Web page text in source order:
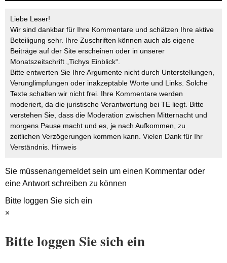
Liebe Leser!
Wir sind dankbar für Ihre Kommentare und schätzen Ihre aktive
Beteiligung sehr. Ihre Zuschriften können auch als eigene
Beiträge auf der Site erscheinen oder in unserer
Monatszeitschrift „Tichys Einblick“.
Bitte entwerten Sie Ihre Argumente nicht durch Unterstellungen,
Verunglimpfungen oder inakzeptable Worte und Links. Solche
Texte schalten wir nicht frei. Ihre Kommentare werden
moderiert, da die juristische Verantwortung bei TE liegt. Bitte
verstehen Sie, dass die Moderation zwischen Mitternacht und
morgens Pause macht und es, je nach Aufkommen, zu
zeitlichen Verzögerungen kommen kann. Vielen Dank für Ihr
Verständnis. Hinweis
Sie müssenangemeldetsein um einen Kommentar oder
eine Antwort schreiben zu können
Bitte loggen Sie sich ein
×
Bitte loggen Sie sich ein